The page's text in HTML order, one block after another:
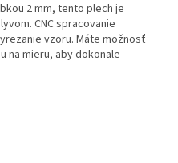
2 mm, tento plech je
CNC spracovanie
vzoru. Máte možnosť
na mieru, aby dokonale